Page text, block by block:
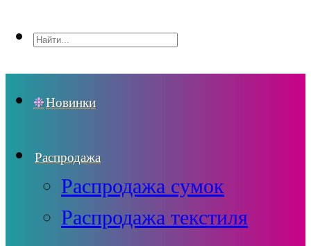
Новинки
Распродажа
Распродажа сумок
Распродажа текстиля